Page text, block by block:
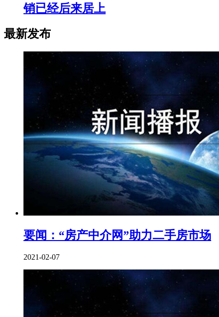
销已经后来居上
最新发布
要闻：“房产中介网”助力二手房市场
2021-02-07